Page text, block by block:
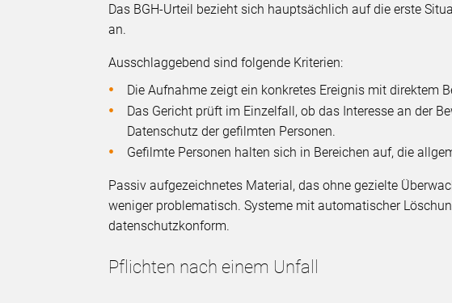
Das BGH-Urteil bezieht sich hauptsächlich auf die erste
an.
Ausschlaggebend sind folgende Kriterien:
Die Aufnahme zeigt ein konkretes Ereignis mit direktem
Das Gericht prüft im Einzelfall, ob das Interesse an der
Datenschutz der gefilmten Personen.
Gefilmte Personen halten sich in Bereichen auf, die
Passiv aufgezeichnetes Material, das ohne gezielte
weniger problematisch. Systeme mit automatischer
datenschutzkonform.
Pflichten nach einem Unfall